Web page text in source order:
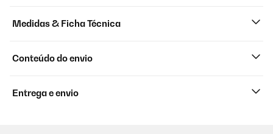
Medidas & Ficha Técnica
Conteúdo do envio
Entrega e envio